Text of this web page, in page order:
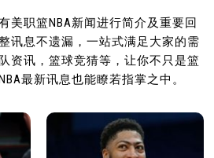
美职篮NBA新闻进行简介及重要回
讯息不遗漏，一站式满足大家的需
资讯，篮球竞猜等，让你不只是篮
最新讯息也能瞭若指掌之中。